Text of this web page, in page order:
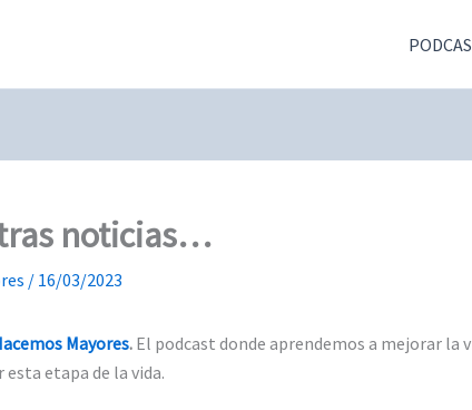
noticias…
/ 16/03/2023
Mayores. El podcast donde aprendemos a mejorar la
esta etapa de la vida.